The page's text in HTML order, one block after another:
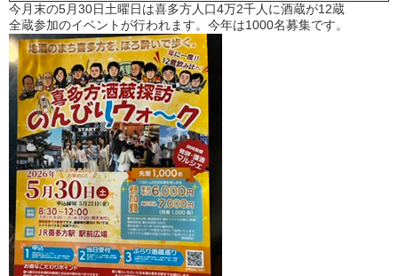
今月末の5月30日土曜日は喜多方人口4万2千人に酒蔵が12蔵
全蔵参加のイベントが行われます。今年は1000名募集です。